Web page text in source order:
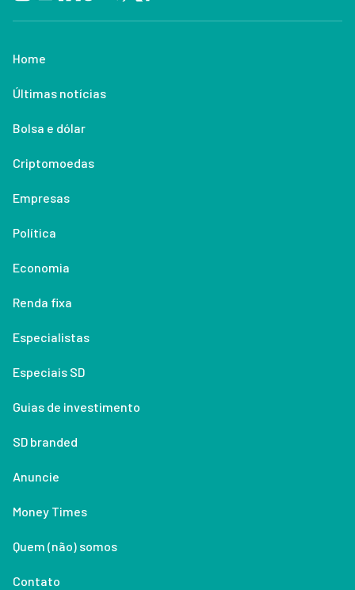
Home
Últimas notícias
Bolsa e dólar
Criptomoedas
Empresas
Política
Economia
Renda fixa
Especialistas
Especiais SD
Guias de investimento
SD branded
Anuncie
Money Times
Quem (não) somos
Contato